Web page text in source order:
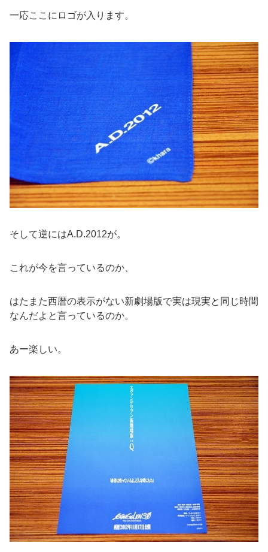
一応ここにロゴが入ります。
そして逆にはA.D.2012が。
これが今を言っているのか、
はたまた西暦の表示がない新劇場版で実は現実と同じ時間
なんだよと言っているのか。
あー楽しい。